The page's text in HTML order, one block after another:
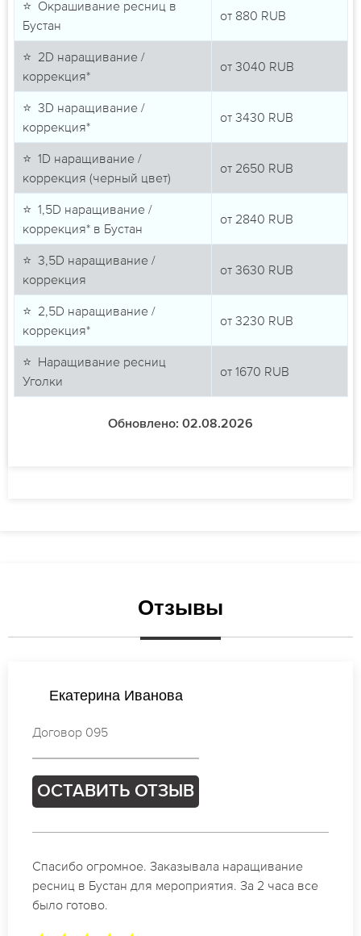
⭐ Окрашивание ресниц в
Бустан
от 880 RUB
⭐ 2D наращивание /
коррекция*
от 3040 RUB
⭐ 3D наращивание /
коррекция*
от 3430 RUB
⭐ 1D наращивание /
коррекция (черный цвет)
от 2650 RUB
⭐ 1,5D наращивание /
коррекция* в Бустан
от 2840 RUB
⭐ 3,5D наращивание /
коррекция
от 3630 RUB
⭐ 2,5D наращивание /
коррекция*
от 3230 RUB
⭐ Наращивание ресниц
Уголки
от 1670 RUB
Обновлено: 02.08.2026
Отзывы
Ирина Петрова
Договор 592
ОСТАВИТЬ ОТЗЫВ
Идеальные мастера своего дела по наращиванию
ресниц в Бустан. Великолепный результат. Буду
обращаться еще.